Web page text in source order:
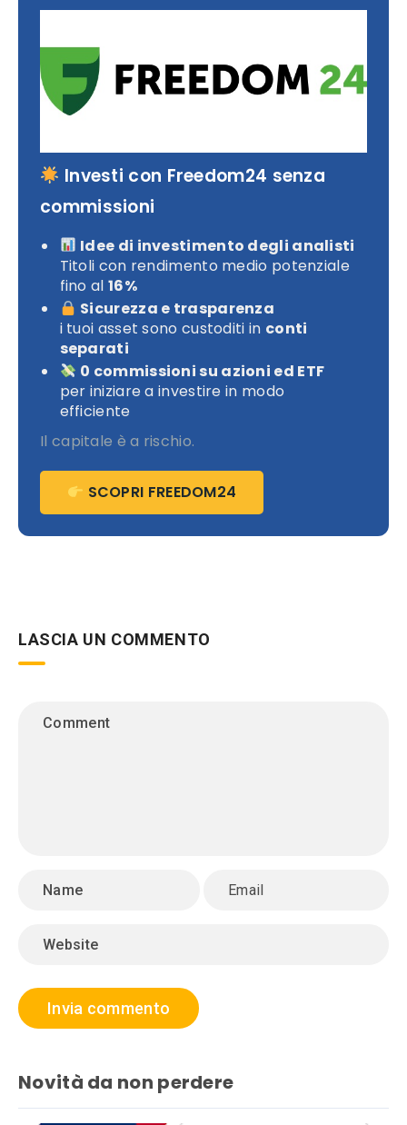
Investi con Freedom24 senza
commissioni
Idee di investimento degli analisti
Titoli con rendimento medio potenziale
fino al 16%
Sicurezza e trasparenza
i tuoi asset sono custoditi in conti
separati
0 commissioni su azioni ed ETF
per iniziare a investire in modo
efficiente
Il capitale è a rischio.
SCOPRI FREEDOM24
LASCIA UN COMMENTO
Novità da non perdere